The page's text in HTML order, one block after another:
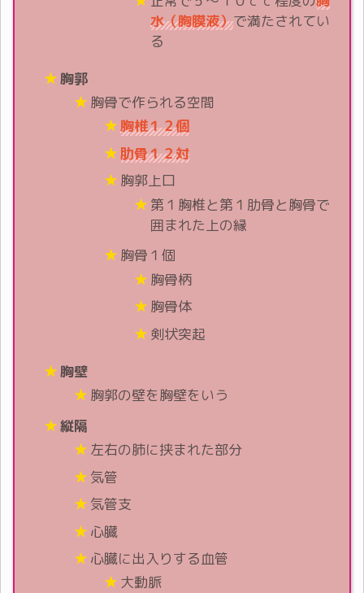
水（胸膜液）で満たされてい
る
胸郭
胸骨で作られる空間
胸椎１２個
肋骨１２対
胸郭上口
第１胸椎と第１肋骨と胸骨で
囲まれた上の縁
胸骨１個
胸骨柄
胸骨体
剣状突起
胸壁
胸郭の壁を胸壁をいう
縦隔
左右の肺に挟まれた部分
気管
気管支
心臓
心臓に出入りする血管
大動脈